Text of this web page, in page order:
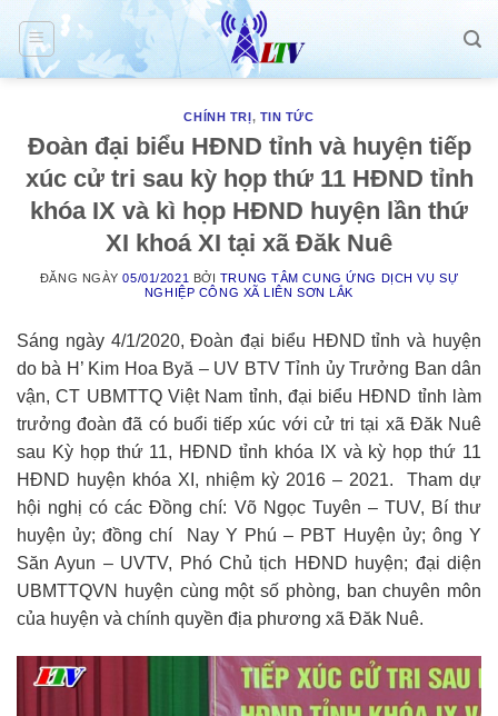
Skip
content
CHÍNH TRỊ, TIN TỨC
Đoàn đại biểu HĐND tỉnh và huyện tiếp
xúc cử tri sau kỳ họp thứ 11 HĐND tỉnh
khóa IX và kì họp HĐND huyện lần thứ
XI khoá XI tại xã Đăk Nuê
ĐĂNG NGÀY05/01/2021 BỞI TRUNG TÂM CUNG ỨNG DỊCH VỤ SỰ
NGHIỆP CÔNG XÃ LIÊN SƠN LẮK
Sáng ngày 4/1/2020, Đoàn đại biểu HĐND tỉnh và huyện
do bà H’ Kim Hoa Byă – UV BTV Tỉnh ủy Trưởng Ban dân
vận, CT UBMTTQ Việt Nam tỉnh, đại biểu HĐND tỉnh làm
trưởng đoàn đã có buổi tiếp xúc với cử tri tại xã Đăk Nuê
sau Kỳ họp thứ 11, HĐND tỉnh khóa IX và kỳ họp thứ 11
HĐND huyện khóa XI, nhiệm kỳ 2016 – 2021. Tham dự
hội nghị có các Đồng chí: Võ Ngọc Tuyên – TUV, Bí thư
huyện ủy; đồng chí Nay Y Phú – PBT Huyện ủy; ông Y
Săn Ayun – UVTV, Phó Chủ tịch HĐND huyện; đại diện
UBMTTQVN huyện cùng một số phòng, ban chuyên môn
của huyện và chính quyền địa phương xã Đăk Nuê.